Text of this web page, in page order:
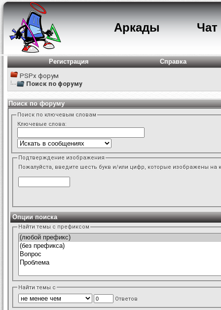
Аркады Чат
Регистрация
Справка
PSPx форум
Поиск по форуму
Поиск по форуму
Поиск по ключевым словам
Ключевые слова:
Подтверждение изображения
Пожалуйста, введите шесть букв и/или цифр, которые изображены на
Опции поиска
Найти темы с префиксом
Найти темы с
Ответов